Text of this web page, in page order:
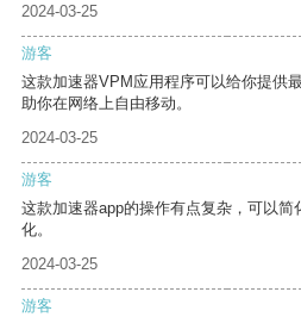
2024-03-25
游客
这款加速器VPM应用程序可以给你提供
助你在网络上自由移动。
2024-03-25
游客
这款加速器app的操作有点复杂，可以
化。
2024-03-25
游客